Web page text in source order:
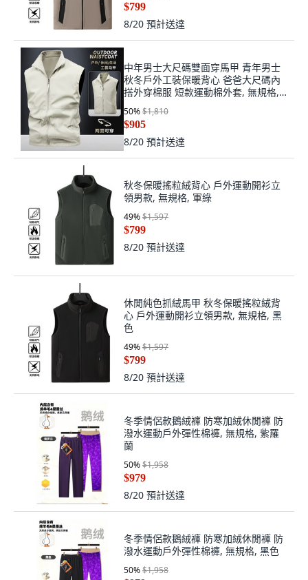
$799
8/20 預計送達
中年男士大尺碼雙面穿馬甲 青年男士
秋冬戶外工裝保暖背心 爸爸大尺碼內
搭外穿棉服 短款運動棉外套, 無規格,
50%$1,810
$905
8/20 預計送達
秋冬保暖搖粒絨背心 戶外運動開衫立
領男款, 無規格, 軍綠
49%$1,597
$799
8/20 預計送達
休閒純色抓絨馬甲 秋冬保暖搖粒絨背
心 戶外運動開衫立領男款, 無規格, 黑
色
49%$1,597
$799
8/20 預計送達
冬季情侶款鵝絨褲 防寒加絨休閒褲 防
潑水運動戶外彈性棉褲, 無規格, 紫羅
蘭
50%$1,958
$979
8/20 預計送達
冬季情侶款鵝絨褲 防寒加絨休閒褲 防
潑水運動戶外彈性棉褲, 無規格, 黑色
50%$1,958